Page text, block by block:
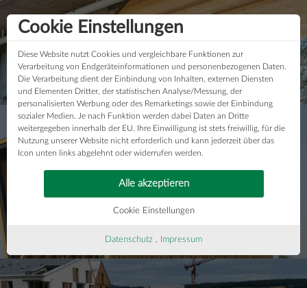
Holz-Beton-Verbundbrücke S 37
Brücke in Shanghai
Cookie Einstellungen
Diese Website nutzt Cookies und vergleichbare Funktionen zur
Verarbeitung von Endgeräteinformationen und personenbezogenen Daten.
Die Verarbeitung dient der Einbindung von Inhalten, externen Diensten
und Elementen Dritter, der statistischen Analyse/Messung, der
personalisierten Werbung oder des Remarketings sowie der Einbindung
sozialer Medien. Je nach Funktion werden dabei Daten an Dritte
weitergegeben innerhalb der EU. Ihre Einwilligung ist stets freiwillig, für die
Nutzung unserer Website nicht erforderlich und kann jederzeit über das
Icon unten links abgelehnt oder widerrufen werden.
Cookie Einstellungen
Alle akzeptieren
Datenschutz Impressum